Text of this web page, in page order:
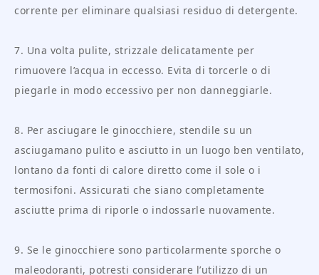
corrente per eliminare qualsiasi residuo di detergente.
7. Una volta pulite, strizzale delicatamente per
rimuovere l’acqua in eccesso. Evita di torcerle o di
piegarle in modo eccessivo per non danneggiarle.
8. Per asciugare le ginocchiere, stendile su un
asciugamano pulito e asciutto in un luogo ben ventilato,
lontano da fonti di calore diretto come il sole o i
termosifoni. Assicurati che siano completamente
asciutte prima di riporle o indossarle nuovamente.
9. Se le ginocchiere sono particolarmente sporche o
maleodoranti, potresti considerare l’utilizzo di un